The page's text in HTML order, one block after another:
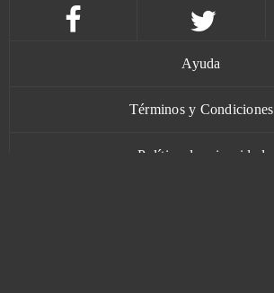
Ayuda
Términos y Condiciones
Política de privacidad